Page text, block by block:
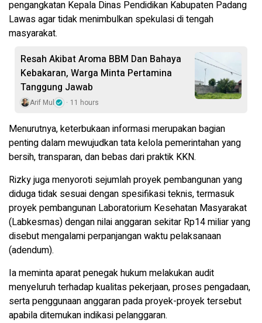
pengangkatan Kepala Dinas Pendidikan Kabupaten Padang
Lawas agar tidak menimbulkan spekulasi di tengah
masyarakat.
Resah Akibat Aroma BBM Dan Bahaya
Kebakaran, Warga Minta Pertamina
Tanggung Jawab
Arif Mul 11 hours
Menurutnya, keterbukaan informasi merupakan bagian
penting dalam mewujudkan tata kelola pemerintahan yang
bersih, transparan, dan bebas dari praktik KKN.
Rizky juga menyoroti sejumlah proyek pembangunan yang
diduga tidak sesuai dengan spesifikasi teknis, termasuk
proyek pembangunan Laboratorium Kesehatan Masyarakat
(Labkesmas) dengan nilai anggaran sekitar Rp14 miliar yang
disebut mengalami perpanjangan waktu pelaksanaan
(adendum).
Ia meminta aparat penegak hukum melakukan audit
menyeluruh terhadap kualitas pekerjaan, proses pengadaan,
serta penggunaan anggaran pada proyek-proyek tersebut
apabila ditemukan indikasi pelanggaran.